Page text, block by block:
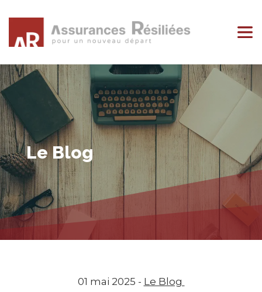
Le Blog
01 mai 2025 - Le Blog